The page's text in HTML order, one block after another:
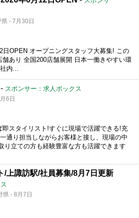
- 7月30日
日OPEN オープニングスタッフ大募集! この
あり 全国200店舗展開 日本一働きやすい環
内...
- スポンサー：求人ボックス
6日
即スタイリスト!すぐに現場で活躍できる!充
通り担当しながらお客様と接し、現場の中
り立ての方も経験豊富な方も活躍できます
/上諏訪駅/社員募集/8月7日更新
県 - 8月7日